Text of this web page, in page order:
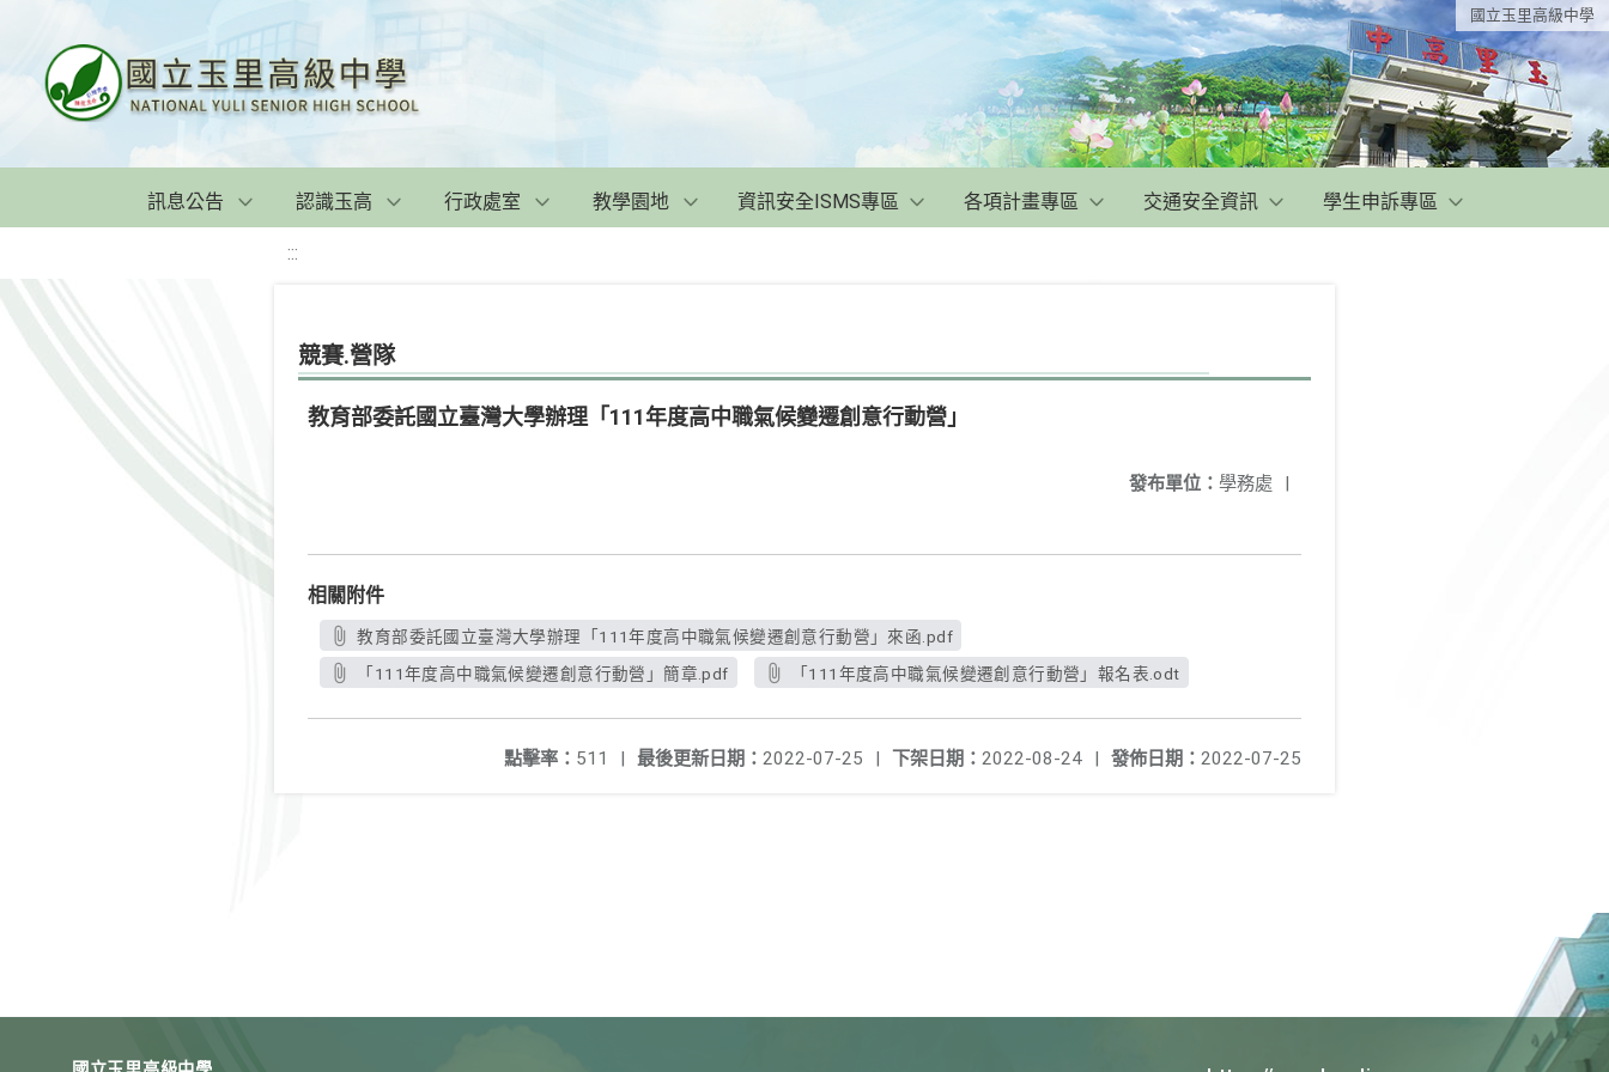
國立玉里高級中學
訊息公告 認識玉高 行政處室 教學園地 資訊安全ISMS專區 各項計畫專區 交通安全資訊 學生申訴專區
:::
競賽.營隊
教育部委託國立臺灣大學辦理「111年度高中職氣候變遷創意行動營」
發布單位： 學務處 |
相關附件
教育部委託國立臺灣大學辦理「111年度高中職氣候變遷創意行動營」來函.pdf
「111年度高中職氣候變遷創意行動營」簡章.pdf
「111年度高中職氣候變遷創意行動營」報名表.odt
發佈日期： 2022-07-25
下架日期： 2022-08-24 |
最後更新日期： 2022-07-25 |
點擊率： 511 |